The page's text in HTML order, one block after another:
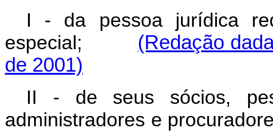
I - da pessoa jurídica
especial; (Redação
de 2001)
II - de seus sócios,
administradores e